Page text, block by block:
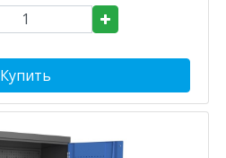
Купить